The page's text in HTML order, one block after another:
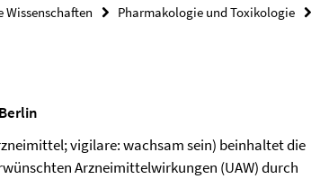
Pharmakologie und Toxikologie
vigilare: wachsam sein) beinhaltet die
Arzneimittelwirkungen (UAW) durch